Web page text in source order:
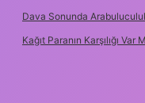
Dava Sonunda
Kağıt Paranın Karşılığı Var